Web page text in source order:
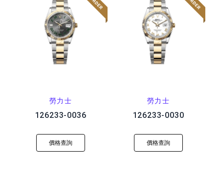
勞力士
126233-0036
價格查詢
勞力士
126233-0030
價格查詢